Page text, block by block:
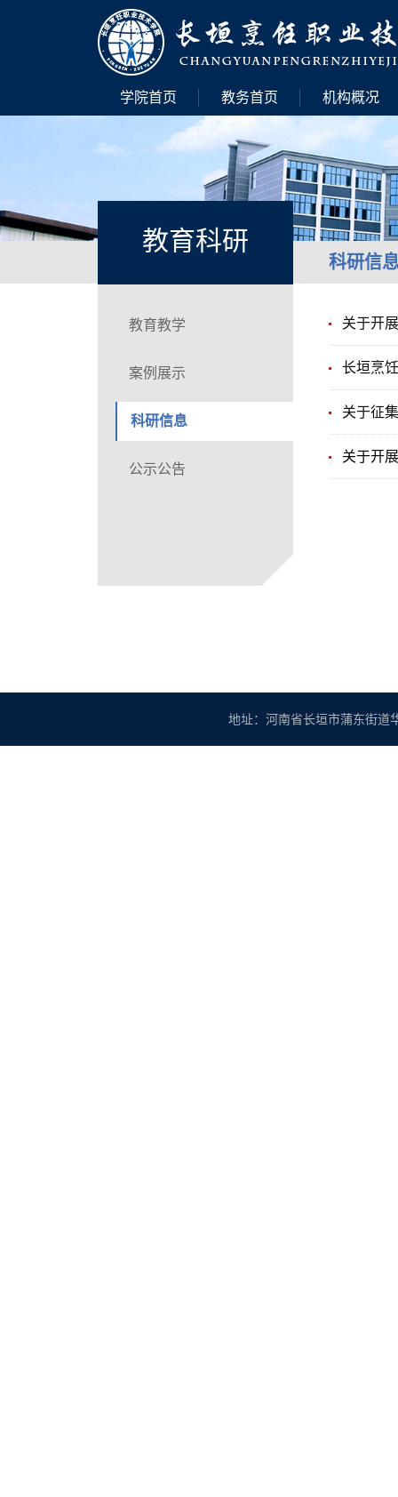
学院首页 教务首页 机构概况
教育科研
科研信
教育教学
案例展示
科研信息
公示公告
关于开
长垣烹
关于征
关于开
地址：河南省长垣市蒲东街